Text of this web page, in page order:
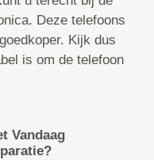
Deze telefoons
Kijk dus
is om de telefoon
Vandaag